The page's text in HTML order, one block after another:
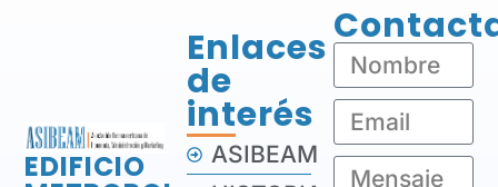
EDIFICIO
Enlaces
de
interés
ASIBEAM